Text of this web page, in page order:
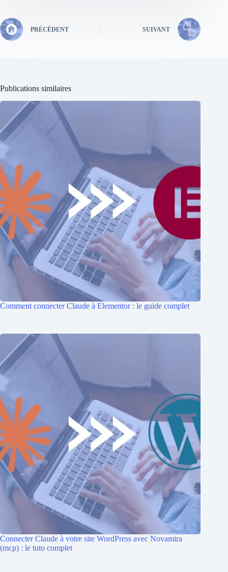
PRÉCÉDENT SUIVANT
Publications similaires
Comment connecter Claude à Elementor : le guide complet
Connecter Claude à votre site WordPress avec Novamira
(mcp) : le tuto complet